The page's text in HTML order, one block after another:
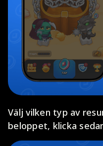
Välj vilken typ av
beloppet, klicka